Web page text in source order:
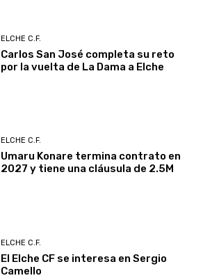
ELCHE C.F.
Carlos San José completa su reto
por la vuelta de La Dama a Elche
ELCHE C.F.
Umaru Konare termina contrato en
2027 y tiene una cláusula de 2.5M
ELCHE C.F.
El Elche CF se interesa en Sergio
Camello